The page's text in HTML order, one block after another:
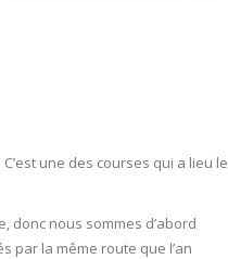
une des courses qui a lieu le
donc nous sommes d’abord
par la même route que l’an